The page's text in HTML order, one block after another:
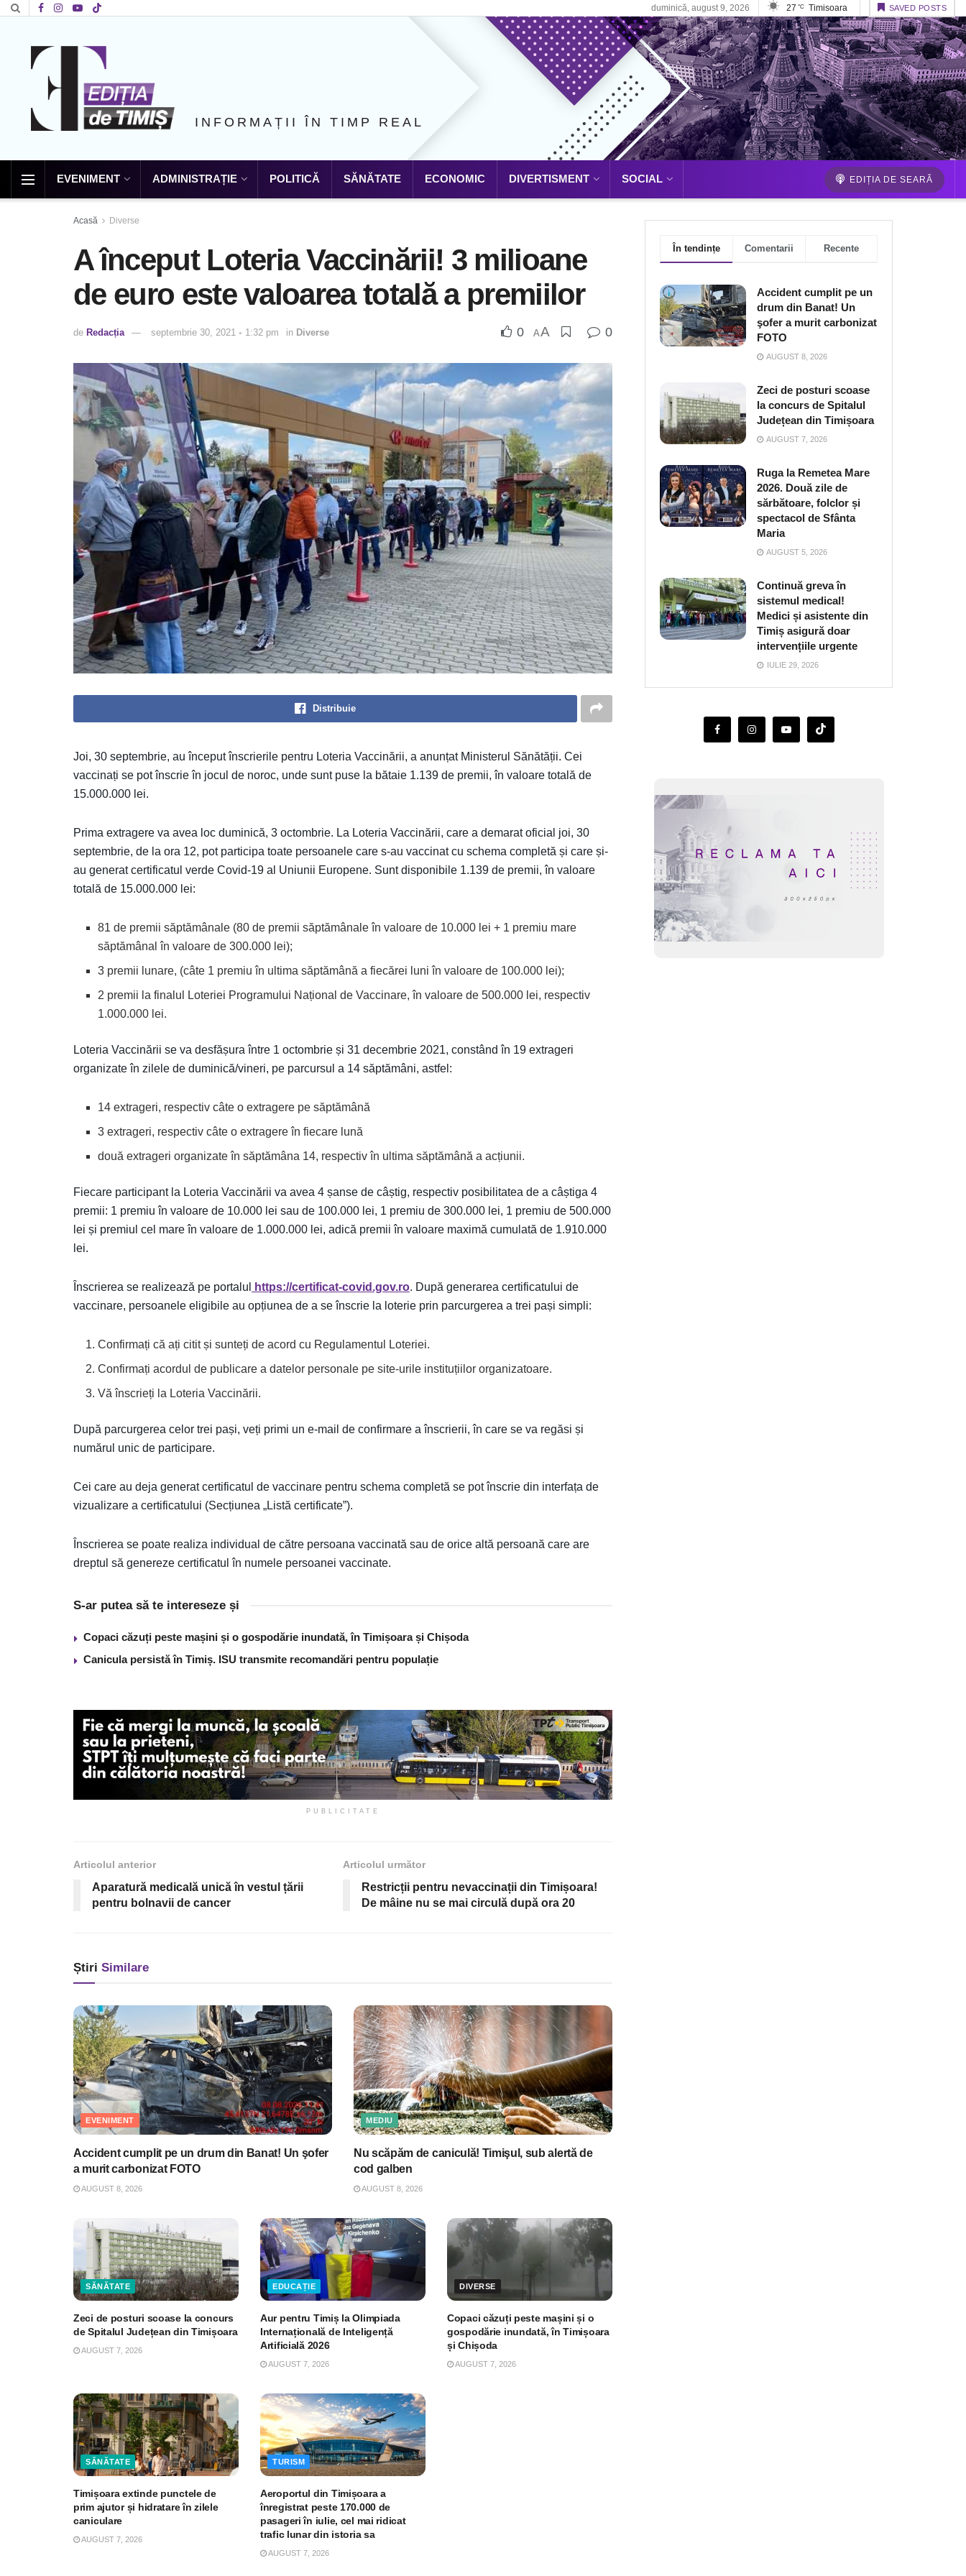
duminică, august 9, 2026 27 °C Timisoara SAVED POSTS
INFORMAȚII ÎN TIMP REAL
EVENIMENT ADMINISTRAȚIE POLITICĂ SĂNĂTATE ECONOMIC DIVERTISMENT SOCIAL EDIȚIA DE SEARĂ
Acasă Diverse
A început Loteria Vaccinării! 3 milioane
de euro este valoarea totală a premiilor
de Redacția septembrie 30, 2021 ◦ 1:32 pm in Diverse 0 AA 0
Distribuie
Joi, 30 septembrie, au început înscrierile pentru Loteria Vaccinării, a anunțat Ministerul Sănătății. Cei
vaccinați se pot înscrie în jocul de noroc, unde sunt puse la bătaie 1.139 de premii, în valoare totală de
15.000.000 lei.
Prima extragere va avea loc duminică, 3 octombrie. La Loteria Vaccinării, care a demarat oficial joi, 30
septembrie, de la ora 12, pot participa toate persoanele care s-au vaccinat cu schema completă și care și-
au generat certificatul verde Covid-19 al Uniunii Europene. Sunt disponibile 1.139 de premii, în valoare
totală de 15.000.000 lei:
81 de premii săptămânale (80 de premii săptămânale în valoare de 10.000 lei + 1 premiu mare
săptămânal în valoare de 300.000 lei);
3 premii lunare, (câte 1 premiu în ultima săptămână a fiecărei luni în valoare de 100.000 lei);
2 premii la finalul Loteriei Programului Național de Vaccinare, în valoare de 500.000 lei, respectiv
1.000.000 lei.
Loteria Vaccinării se va desfășura între 1 octombrie și 31 decembrie 2021, constând în 19 extrageri
organizate în zilele de duminică/vineri, pe parcursul a 14 săptămâni, astfel:
14 extrageri, respectiv câte o extragere pe săptămână
3 extrageri, respectiv câte o extragere în fiecare lună
două extrageri organizate în săptămâna 14, respectiv în ultima săptămână a acțiunii.
Fiecare participant la Loteria Vaccinării va avea 4 șanse de câștig, respectiv posibilitatea de a câștiga 4
premii: 1 premiu în valoare de 10.000 lei sau de 100.000 lei, 1 premiu de 300.000 lei, 1 premiu de 500.000
lei și premiul cel mare în valoare de 1.000.000 lei, adică premii în valoare maximă cumulată de 1.910.000
lei.
Înscrierea se realizează pe portalul https://certificat-covid.gov.ro. După generarea certificatului de
vaccinare, persoanele eligibile au opțiunea de a se înscrie la loterie prin parcurgerea a trei pași simpli:
Confirmați că ați citit și sunteți de acord cu Regulamentul Loteriei.
Confirmați acordul de publicare a datelor personale pe site-urile instituțiilor organizatoare.
Vă înscrieți la Loteria Vaccinării.
După parcurgerea celor trei pași, veți primi un e-mail de confirmare a înscrierii, în care se va regăsi și
numărul unic de participare.
Cei care au deja generat certificatul de vaccinare pentru schema completă se pot înscrie din interfața de
vizualizare a certificatului (Secțiunea „Listă certificate”).
Înscrierea se poate realiza individual de către persoana vaccinată sau de orice altă persoană care are
dreptul să genereze certificatul în numele persoanei vaccinate.
S-ar putea să te intereseze și
Copaci căzuți peste mașini și o gospodărie inundată, în Timișoara și Chișoda
Canicula persistă în Timiș. ISU transmite recomandări pentru populație
PUBLICITATE
Articolul anterior
Aparatură medicală unică în vestul țării
pentru bolnavii de cancer
Articolul următor
Restricții pentru nevaccinații din Timișoara!
De mâine nu se mai circulă după ora 20
Știri Similare
EVENIMENT
Accident cumplit pe un drum din Banat! Un şofer
a murit carbonizat FOTO
AUGUST 8, 2026
MEDIU
Nu scăpăm de caniculă! Timişul, sub alertă de
cod galben
AUGUST 8, 2026
SĂNĂTATE
Zeci de posturi scoase la concurs
de Spitalul Județean din Timișoara
AUGUST 7, 2026
EDUCAȚIE
Aur pentru Timiș la Olimpiada
Internațională de Inteligență
Artificială 2026
AUGUST 7, 2026
DIVERSE
Copaci căzuți peste mașini și o
gospodărie inundată, în Timișoara
și Chișoda
AUGUST 7, 2026
SĂNĂTATE
Timișoara extinde punctele de
prim ajutor și hidratare în zilele
caniculare
AUGUST 7, 2026
TURISM
Aeroportul din Timișoara a
înregistrat peste 170.000 de
pasageri în iulie, cel mai ridicat
trafic lunar din istoria sa
AUGUST 7, 2026
În tendințe Comentarii Recente
Accident cumplit pe un
drum din Banat! Un
şofer a murit carbonizat
FOTO
AUGUST 8, 2026
Zeci de posturi scoase
la concurs de Spitalul
Județean din Timișoara
AUGUST 7, 2026
Ruga la Remetea Mare
2026. Două zile de
sărbătoare, folclor și
spectacol de Sfânta
Maria
AUGUST 5, 2026
Continuă greva în
sistemul medical!
Medici și asistente din
Timiș asigură doar
intervențiile urgente
IULIE 29, 2026